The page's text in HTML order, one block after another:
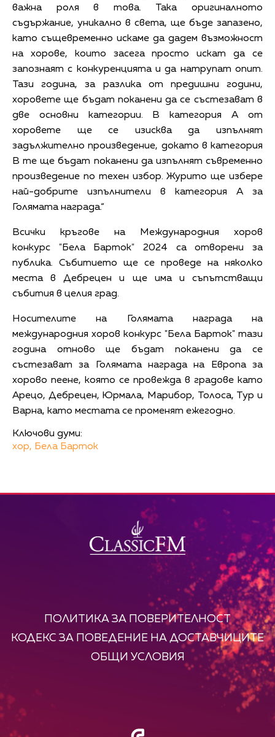
важна роля в това. Така оригиналното
съдържание, уникално в света, ще бъде запазено,
като същевременно искаме да дадем възможност
на хорове, които засега просто искат да се
запознаят с конкуренцията и да натрупат опит.
Тази година, за разлика от предишни години,
хоровете ще бъдат поканени да се състезават в
две основни категории. В категория A от
хоровете ще се изисква да изпълнят
задължително произведение, докато в категория
B те ще бъдат поканени да изпълнят съвременно
произведение по техен избор. Журито ще избере
най-добрите изпълнители в категория А за
Голямата награда.“
Всички кръгове на Международния хоров
конкурс "Бела Барток" 2024 са отворени за
публика. Събитието ще се проведе на няколко
места в Дебрецен и ще има и съпътстващи
събития в целия град.
Носителите на Голямата награда на
международния хоров конкурс "Бела Барток" тази
година отново ще бъдат поканени да се
състезават за Голямата награда на Европа за
хорово пеене, която се провежда в градове като
Арецо, Дебрецен, Юрмала, Марибор, Толоса, Тур и
Варна, като местата се променят ежегодно.
Ключови думи:
хор, Бела Барток
ПОЛИТИКА ЗА ПОВЕРИТЕЛНОСТ
КОДЕКС ЗА ПОВЕДЕНИЕ НА ДОСТАВЧИЦИТЕ
ОБЩИ УСЛОВИЯ